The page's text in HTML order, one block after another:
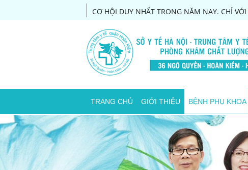
CƠ HỘI DUY NHẤT TRONG NĂM NAY. CHỈ VỚI
TRANG CHỦ GIỚI THIỆU BỆNH PHỤ KHOA